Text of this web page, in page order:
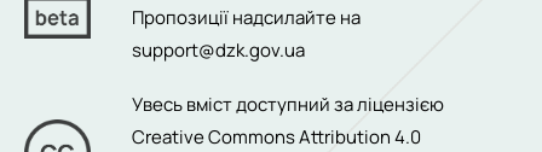
Пропозиції надсилайте на
support@dzk.gov.ua
Увесь вміст доступний за ліцензією
Creative Commons Attribution 4.0